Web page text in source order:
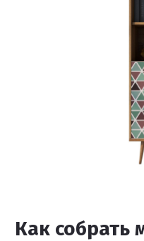
Как собрать